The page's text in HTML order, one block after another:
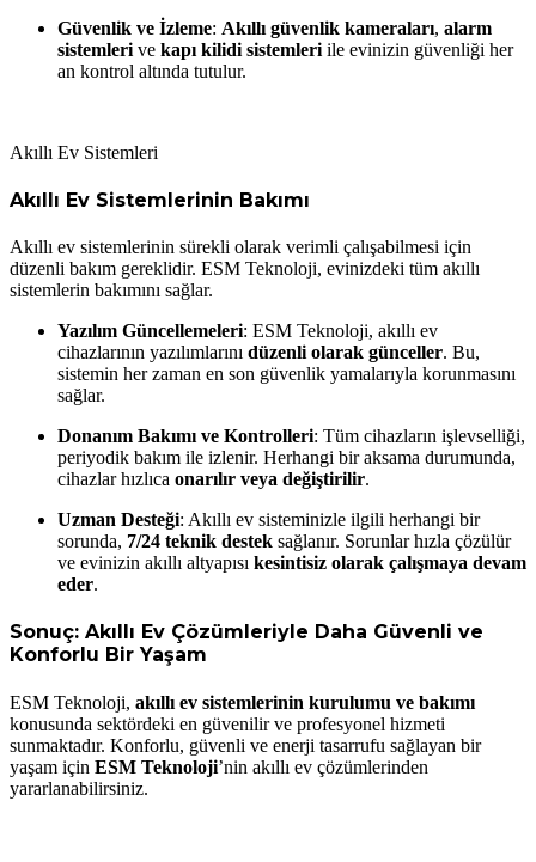
Güvenlik ve İzleme: Akıllı güvenlik kameraları, alarm
sistemleri ve kapı kilidi sistemleri ile evinizin güvenliği her
an kontrol altında tutulur.
Akıllı Ev Sistemleri
Akıllı Ev Sistemlerinin Bakımı
Akıllı ev sistemlerinin sürekli olarak verimli çalışabilmesi için
düzenli bakım gereklidir. ESM Teknoloji, evinizdeki tüm akıllı
sistemlerin bakımını sağlar.
Yazılım Güncellemeleri: ESM Teknoloji, akıllı ev
cihazlarının yazılımlarını düzenli olarak günceller. Bu,
sistemin her zaman en son güvenlik yamalarıyla korunmasını
sağlar.
Donanım Bakımı ve Kontrolleri: Tüm cihazların işlevselliği,
periyodik bakım ile izlenir. Herhangi bir aksama durumunda,
cihazlar hızlıca onarılır veya değiştirilir.
Uzman Desteği: Akıllı ev sisteminizle ilgili herhangi bir
sorunda, 7/24 teknik destek sağlanır. Sorunlar hızla çözülür
ve evinizin akıllı altyapısı kesintisiz olarak çalışmaya devam
eder.
Sonuç: Akıllı Ev Çözümleriyle Daha Güvenli ve
Konforlu Bir Yaşam
ESM Teknoloji, akıllı ev sistemlerinin kurulumu ve bakımı
konusunda sektördeki en güvenilir ve profesyonel hizmeti
sunmaktadır. Konforlu, güvenli ve enerji tasarrufu sağlayan bir
yaşam için ESM Teknoloji’nin akıllı ev çözümlerinden
yararlanabilirsiniz.